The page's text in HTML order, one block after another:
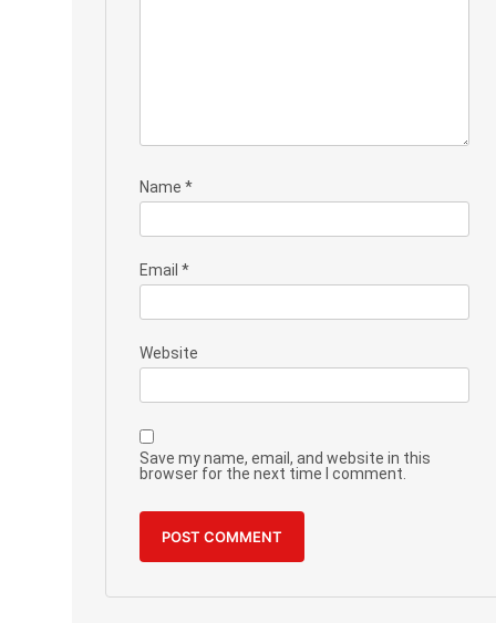
Name *
Email *
Website
Save my name, email, and website in this
browser for the next time I comment.